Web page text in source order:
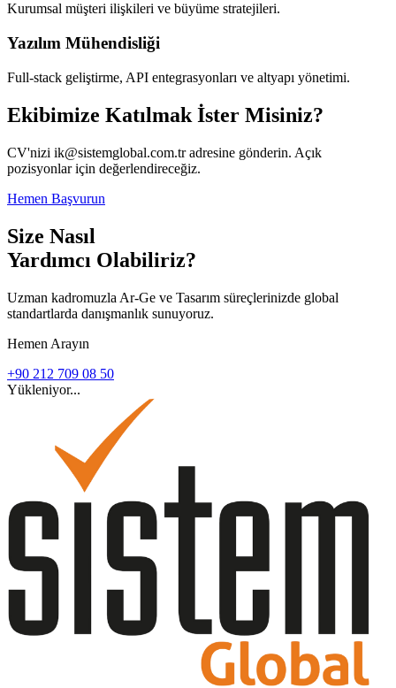
Kurumsal müşteri ilişkileri ve büyüme stratejileri.
Yazılım Mühendisliği
Full-stack geliştirme, API entegrasyonları ve altyapı yönetimi.
Ekibimize Katılmak İster Misiniz?
CV'nizi ik@sistemglobal.com.tr adresine gönderin. Açık
pozisyonlar için değerlendireceğiz.
Hemen Başvurun
Size Nasıl
Yardımcı Olabiliriz?
Uzman kadromuzla Ar-Ge ve Tasarım süreçlerinizde global
standartlarda danışmanlık sunuyoruz.
Hemen Arayın
+90 212 709 08 50
Yükleniyor...